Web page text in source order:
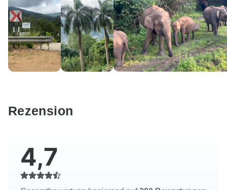
Rezension
4,7